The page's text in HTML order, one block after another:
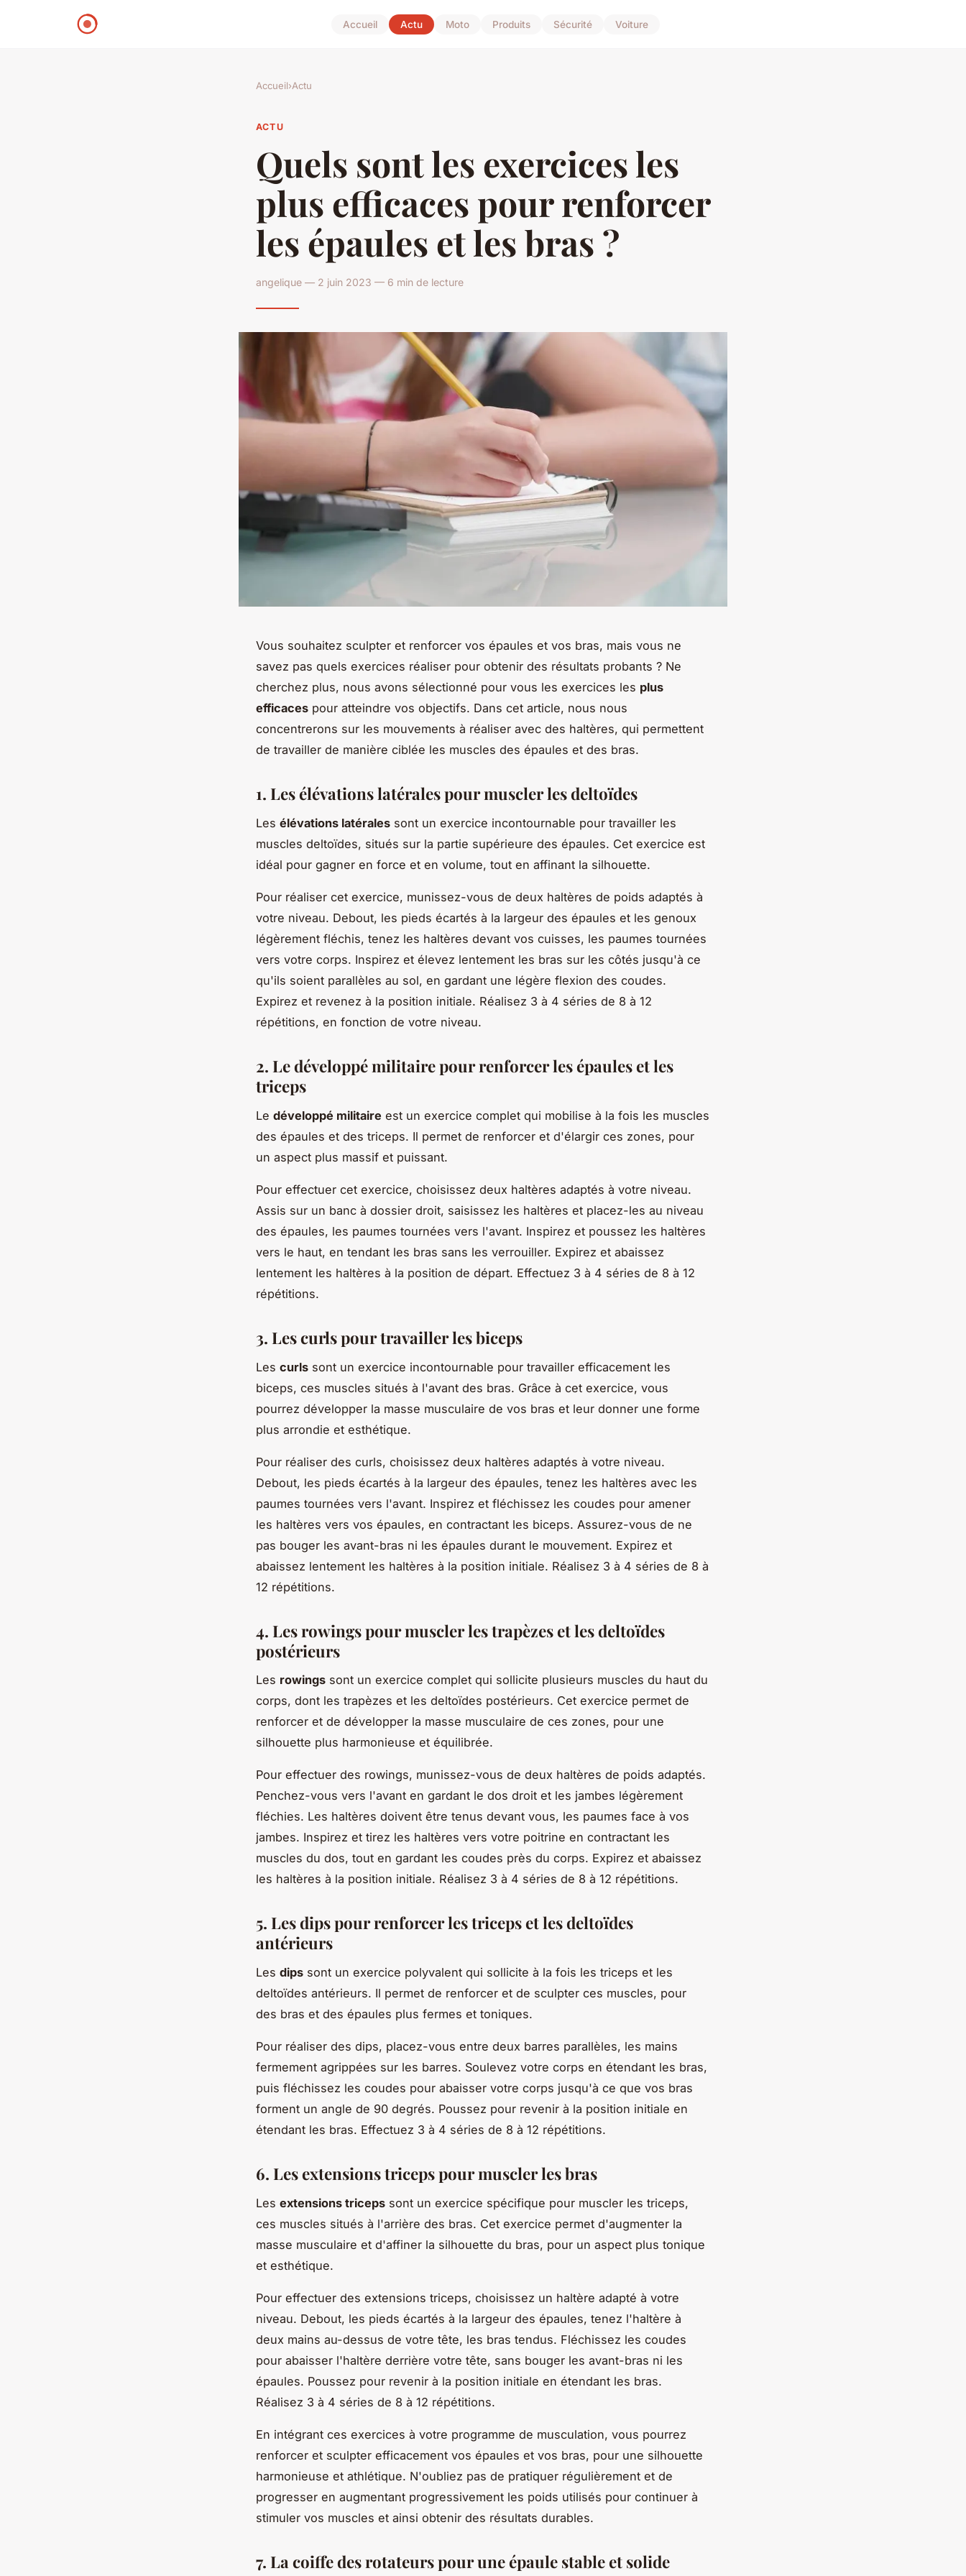
Accueil Actu Moto Produits Sécurité Voiture
Accueil›Actu
ACTU
Quels sont les exercices les
plus efficaces pour renforcer
les épaules et les bras ?
angelique — 2 juin 2023 — 6 min de lecture
Vous souhaitez sculpter et renforcer vos épaules et vos bras, mais vous ne
savez pas quels exercices réaliser pour obtenir des résultats probants ? Ne
cherchez plus, nous avons sélectionné pour vous les exercices les plus
efficaces pour atteindre vos objectifs. Dans cet article, nous nous
concentrerons sur les mouvements à réaliser avec des haltères, qui permettent
de travailler de manière ciblée les muscles des épaules et des bras.
1. Les élévations latérales pour muscler les deltoïdes
Les élévations latérales sont un exercice incontournable pour travailler les
muscles deltoïdes, situés sur la partie supérieure des épaules. Cet exercice est
idéal pour gagner en force et en volume, tout en affinant la silhouette.
Pour réaliser cet exercice, munissez-vous de deux haltères de poids adaptés à
votre niveau. Debout, les pieds écartés à la largeur des épaules et les genoux
légèrement fléchis, tenez les haltères devant vos cuisses, les paumes tournées
vers votre corps. Inspirez et élevez lentement les bras sur les côtés jusqu'à ce
qu'ils soient parallèles au sol, en gardant une légère flexion des coudes.
Expirez et revenez à la position initiale. Réalisez 3 à 4 séries de 8 à 12
répétitions, en fonction de votre niveau.
2. Le développé militaire pour renforcer les épaules et les
triceps
Le développé militaire est un exercice complet qui mobilise à la fois les muscles
des épaules et des triceps. Il permet de renforcer et d'élargir ces zones, pour
un aspect plus massif et puissant.
Pour effectuer cet exercice, choisissez deux haltères adaptés à votre niveau.
Assis sur un banc à dossier droit, saisissez les haltères et placez-les au niveau
des épaules, les paumes tournées vers l'avant. Inspirez et poussez les haltères
vers le haut, en tendant les bras sans les verrouiller. Expirez et abaissez
lentement les haltères à la position de départ. Effectuez 3 à 4 séries de 8 à 12
répétitions.
3. Les curls pour travailler les biceps
Les curls sont un exercice incontournable pour travailler efficacement les
biceps, ces muscles situés à l'avant des bras. Grâce à cet exercice, vous
pourrez développer la masse musculaire de vos bras et leur donner une forme
plus arrondie et esthétique.
Pour réaliser des curls, choisissez deux haltères adaptés à votre niveau.
Debout, les pieds écartés à la largeur des épaules, tenez les haltères avec les
paumes tournées vers l'avant. Inspirez et fléchissez les coudes pour amener
les haltères vers vos épaules, en contractant les biceps. Assurez-vous de ne
pas bouger les avant-bras ni les épaules durant le mouvement. Expirez et
abaissez lentement les haltères à la position initiale. Réalisez 3 à 4 séries de 8 à
12 répétitions.
4. Les rowings pour muscler les trapèzes et les deltoïdes
postérieurs
Les rowings sont un exercice complet qui sollicite plusieurs muscles du haut du
corps, dont les trapèzes et les deltoïdes postérieurs. Cet exercice permet de
renforcer et de développer la masse musculaire de ces zones, pour une
silhouette plus harmonieuse et équilibrée.
Pour effectuer des rowings, munissez-vous de deux haltères de poids adaptés.
Penchez-vous vers l'avant en gardant le dos droit et les jambes légèrement
fléchies. Les haltères doivent être tenus devant vous, les paumes face à vos
jambes. Inspirez et tirez les haltères vers votre poitrine en contractant les
muscles du dos, tout en gardant les coudes près du corps. Expirez et abaissez
les haltères à la position initiale. Réalisez 3 à 4 séries de 8 à 12 répétitions.
5. Les dips pour renforcer les triceps et les deltoïdes
antérieurs
Les dips sont un exercice polyvalent qui sollicite à la fois les triceps et les
deltoïdes antérieurs. Il permet de renforcer et de sculpter ces muscles, pour
des bras et des épaules plus fermes et toniques.
Pour réaliser des dips, placez-vous entre deux barres parallèles, les mains
fermement agrippées sur les barres. Soulevez votre corps en étendant les bras,
puis fléchissez les coudes pour abaisser votre corps jusqu'à ce que vos bras
forment un angle de 90 degrés. Poussez pour revenir à la position initiale en
étendant les bras. Effectuez 3 à 4 séries de 8 à 12 répétitions.
6. Les extensions triceps pour muscler les bras
Les extensions triceps sont un exercice spécifique pour muscler les triceps,
ces muscles situés à l'arrière des bras. Cet exercice permet d'augmenter la
masse musculaire et d'affiner la silhouette du bras, pour un aspect plus tonique
et esthétique.
Pour effectuer des extensions triceps, choisissez un haltère adapté à votre
niveau. Debout, les pieds écartés à la largeur des épaules, tenez l'haltère à
deux mains au-dessus de votre tête, les bras tendus. Fléchissez les coudes
pour abaisser l'haltère derrière votre tête, sans bouger les avant-bras ni les
épaules. Poussez pour revenir à la position initiale en étendant les bras.
Réalisez 3 à 4 séries de 8 à 12 répétitions.
En intégrant ces exercices à votre programme de musculation, vous pourrez
renforcer et sculpter efficacement vos épaules et vos bras, pour une silhouette
harmonieuse et athlétique. N'oubliez pas de pratiquer régulièrement et de
progresser en augmentant progressivement les poids utilisés pour continuer à
stimuler vos muscles et ainsi obtenir des résultats durables.
7. La coiffe des rotateurs pour une épaule stable et solide